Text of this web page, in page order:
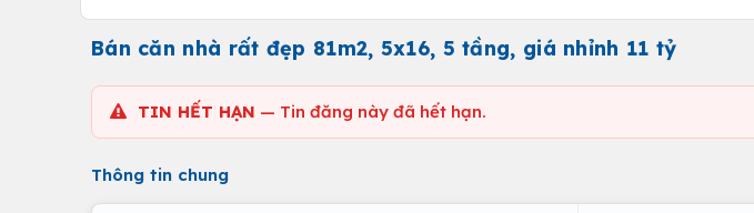
Bán căn nhà rất đẹp 81m2, 5x16, 5 tầng, giá nhỉnh 11 tỷ
TIN HẾT HẠN — Tin đăng này đã hết hạn.
Thông tin chung